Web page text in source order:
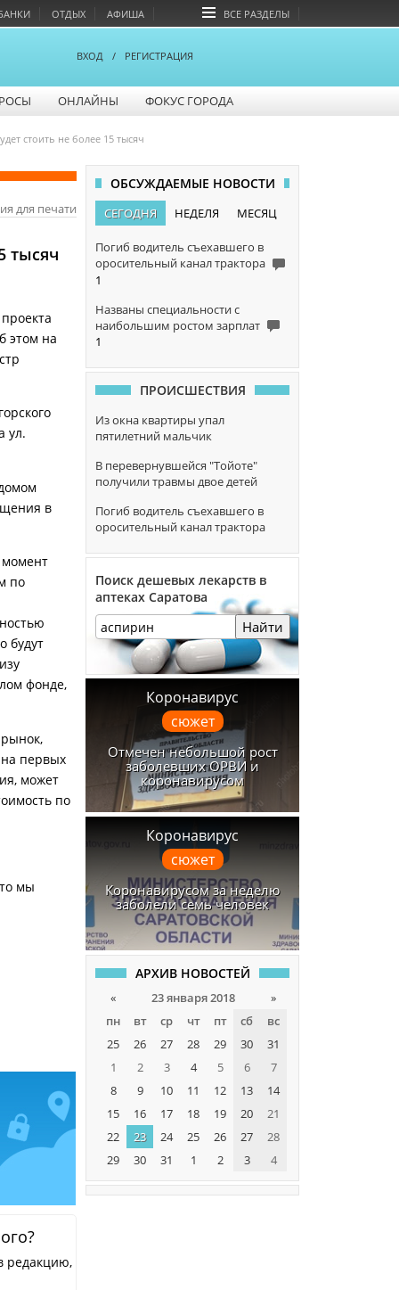
ОТДЫХ АФИША ВСЕ РАЗДЕЛЫ
ВХОД / РЕГИСТРАЦИЯ
ОНЛАЙНЫ ФОКУС ГОРОДА
стоить не более 15 тысяч
для печати
тысяч
этом на
ул.
в
по
будут
фонде,
первых
может
по
мы
редакцию,
ОБСУЖДАЕМЫЕ НОВОСТИ
СЕГОДНЯ НЕДЕЛЯ МЕСЯЦ
Погиб водитель съехавшего в
оросительный канал трактора
1
Названы специальности с
наибольшим ростом зарплат
1
ПРОИСШЕСТВИЯ
Из окна квартиры упал
пятилетний мальчик
В перевернувшейся "Тойоте"
получили травмы двое детей
Погиб водитель съехавшего в
оросительный канал трактора
Поиск дешевых лекарств в
аптеках Саратова
Найти
Коронавирус
сюжет
Отмечен небольшой рост
заболевших ОРВИ и
коронавирусом
Коронавирус
сюжет
Коронавирусом за неделю
заболели семь человек
АРХИВ НОВОСТЕЙ
« 23 января 2018
»
пн
вт ср чт пт сб
вс
25
26 27 28 29 30
31
1
2 3 4 5 6
7
8
9 10 11 12 13
14
15
16 17 18 19 20
21
22
23 24 25 26 27
28
29
30 31 1 2 3 4